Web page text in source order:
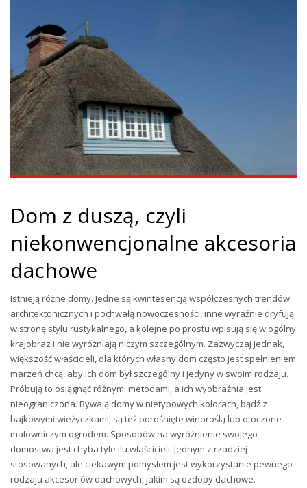
Dom z duszą, czyli
niekonwencjonalne akcesoria
dachowe
Istnieją różne domy. Jedne są kwintesencją współczesnych trendów
architektonicznych i pochwałą nowoczesności, inne wyraźnie dryfują
w stronę stylu rustykalnego, a kolejne po prostu wpisują się w ogólny
krajobraz i nie wyróżniają niczym szczególnym. Zazwyczaj jednak,
większość właścicieli, dla których własny dom często jest spełnieniem
marzeń chcą, aby ich dom był szczególny i jedyny w swoim rodzaju.
Próbują to osiągnąć różnymi metodami, a ich wyobraźnia jest
nieograniczona. Bywają domy w nietypowych kolorach, bądź z
bajkowymi wieżyczkami, są też porośnięte winoroślą lub otoczone
malowniczym ogrodem. Sposobów na wyróżnienie swojego
domostwa jest chyba tyle ilu właścicieli. Jednym z rzadziej
stosowanych, ale ciekawym pomysłem jest wykorzystanie pewnego
rodzaju akcesoriów dachowych, jakim są ozdoby dachowe.